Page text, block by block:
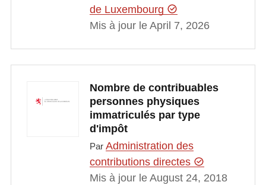
de Luxembourg
Mis à jour le April 7, 2026
Nombre de contribuables
personnes physiques
immatriculés par type
d'impôt
Par Administration des
contributions directes
Mis à jour le August 24, 2018